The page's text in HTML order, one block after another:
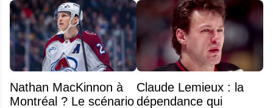
Nathan MacKinnon à
Montréal ? Le scénario
Claude Lemieux : la
dépendance qui